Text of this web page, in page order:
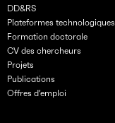
DD&RS
Plateformes technologiques
Formation doctorale
CV des chercheurs
Projets
Publications
Offres d’emploi